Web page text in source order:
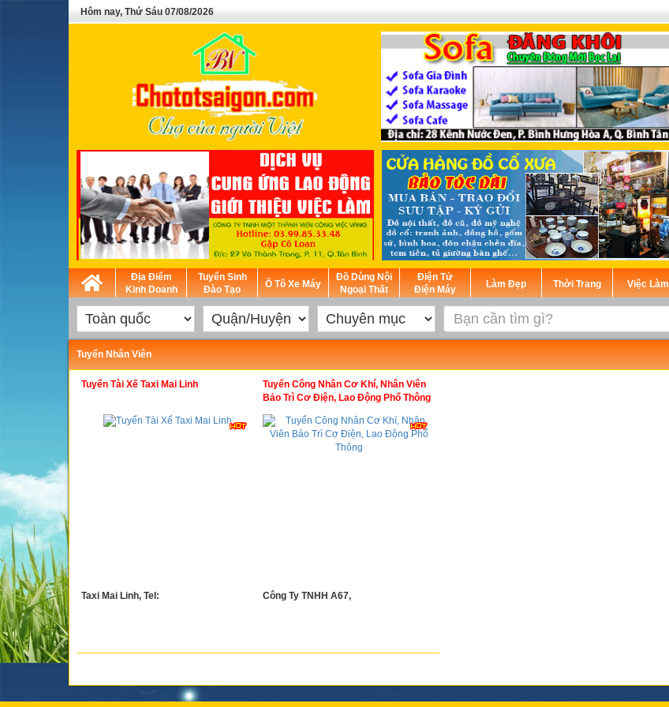
Hôm nay, Thứ Sáu 07/08/2026
Địa Điểm
Kinh Doanh
Tuyển Sinh
Đào Tạo
Ô Tô Xe Máy
Đồ Dùng Nội
Ngoại Thất
Điện Tử
Điện Máy
Làm Đẹp Thời Trang Việc Làm
Tuyển Nhân Viên
Tuyển Tài Xế Taxi Mai Linh
Taxi Mai Linh, Tel:
Tuyển Công Nhân Cơ Khí, Nhân Viên
Bảo Trì Cơ Điện, Lao Động Phổ Thông
Công Ty TNHH A67,